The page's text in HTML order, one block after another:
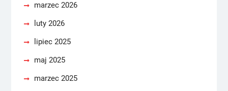
marzec 2026
luty 2026
lipiec 2025
maj 2025
marzec 2025